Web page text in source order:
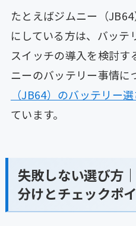
たとえばジムニー（
にしている方は、バッテ
スイッチの導入を検討す
ニーのバッテリー事情に
（JB64）のバッテリー
ています。
失敗しない選び方
分けとチェックポ